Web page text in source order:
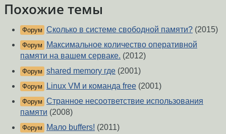
Похожие темы
Форум Сколько в системе свободной памяти? (2015)
Форум
Максимальное количество оперативной
памяти на вашем серваке. (2012)
Форум shared memory где (2001)
Форум Linux VM и команда free (2001)
Форум Странное несоответствие использования
памяти (2008)
Форум Мало buffers! (2011)